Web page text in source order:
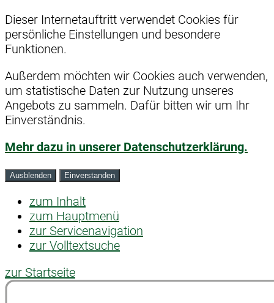
Dieser Internetauftritt verwendet Cookies für
persönliche Einstellungen und besondere
Funktionen.
Außerdem möchten wir Cookies auch verwenden,
um statistische Daten zur Nutzung unseres
Angebots zu sammeln. Dafür bitten wir um Ihr
Einverständnis.
Mehr dazu in unserer Datenschutzerklärung.
Ausblenden Einverstanden
zum Inhalt
zum Hauptmenü
zur Servicenavigation
zur Volltextsuche
zur Startseite